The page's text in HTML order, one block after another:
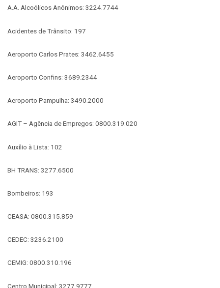
A.A. Alcoólicos Anônimos: 3224.7744
Acidentes de Trânsito: 197
Aeroporto Carlos Prates: 3462.6455
Aeroporto Confins: 3689.2344
Aeroporto Pampulha: 3490.2000
AGIT – Agência de Empregos: 0800.319.020
Auxílio à Lista: 102
BH TRANS: 3277.6500
Bombeiros: 193
CEASA: 0800.315.859
CEDEC: 3236.2100
CEMIG: 0800.310.196
Centro Municipal: 3277.9777